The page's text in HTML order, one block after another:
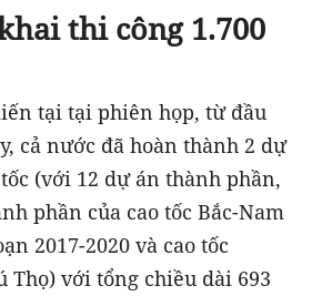
thi công 1.700
tại tại phiên họp, từ đầu
cả nước đã hoàn thành 2 dự
(với 12 dự án thành phần,
phần của cao tốc Bắc-Nam
2017-2020 và cao tốc
Thọ) với tổng chiều dài 693